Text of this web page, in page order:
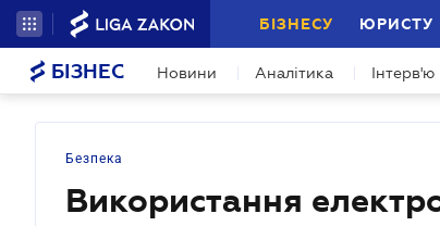
БІЗНЕСУ ЮРИСТУ
БІЗНЕС Новини Аналітика Інтерв'ю
Безпека
Використання